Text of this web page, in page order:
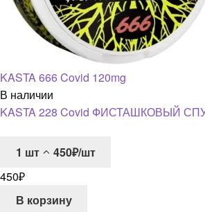
KASTA 666 Covid 120mg
В наличии
KASTA 228 Covid ФИСТАШКОВЫЙ
1 шт
450₽/шт
450₽
В корзину